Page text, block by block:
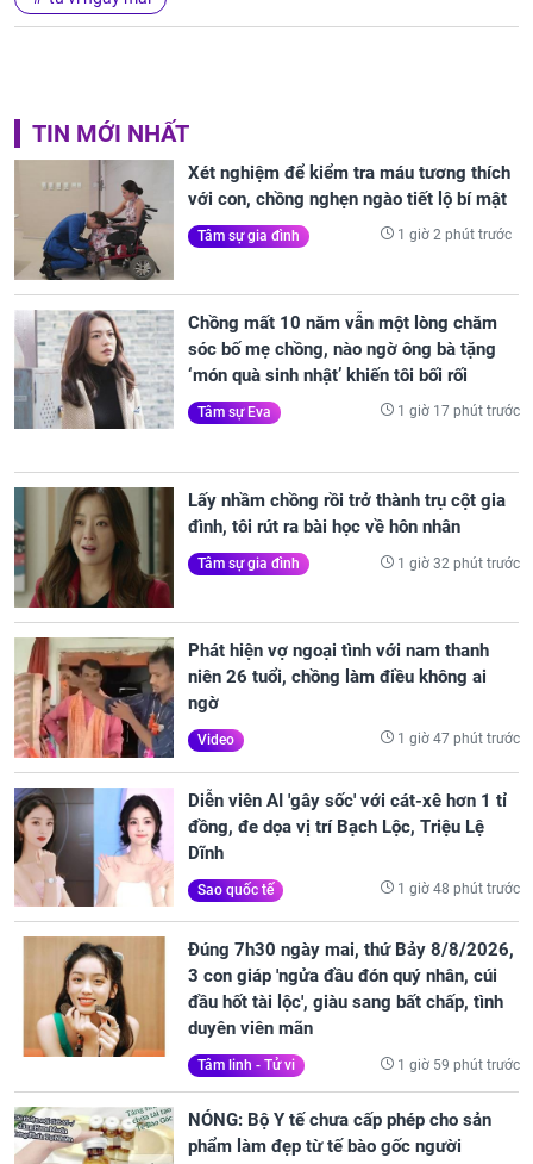
TIN MỚI NHẤT
Xét nghiệm để kiểm tra máu tương thích
với con, chồng nghẹn ngào tiết lộ bí mật
Tâm sự gia đình 1 giờ 2 phút trước
Chồng mất 10 năm vẫn một lòng chăm
sóc bố mẹ chồng, nào ngờ ông bà tặng
‘món quà sinh nhật’ khiến tôi bối rối
Tâm sự Eva 1 giờ 17 phút trước
Lấy nhầm chồng rồi trở thành trụ cột gia
đình, tôi rút ra bài học về hôn nhân
Tâm sự gia đình 1 giờ 32 phút trước
Phát hiện vợ ngoại tình với nam thanh
niên 26 tuổi, chồng làm điều không ai
ngờ
Video 1 giờ 47 phút trước
Diễn viên AI 'gây sốc' với cát-xê hơn 1 tỉ
đồng, đe dọa vị trí Bạch Lộc, Triệu Lệ
Dĩnh
Sao quốc tế 1 giờ 48 phút trước
Đúng 7h30 ngày mai, thứ Bảy 8/8/2026,
3 con giáp 'ngửa đầu đón quý nhân, cúi
đầu hốt tài lộc', giàu sang bất chấp, tình
duyên viên mãn
Tâm linh - Tử vi 1 giờ 59 phút trước
NÓNG: Bộ Y tế chưa cấp phép cho sản
phẩm làm đẹp từ tế bào gốc người